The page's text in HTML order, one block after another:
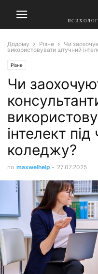
Додому Різне
Чи
використовувати штучний
Різне
Чи
інтелект
коледжу?
по maxwelhelp - 27.07.2025